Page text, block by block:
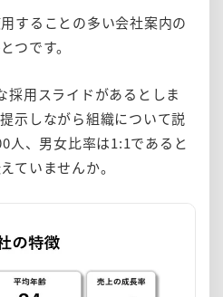
することの多い会社案内の
つです。
採用スライドがあるとしま
示しながら組織について説
人、男女比率は1:1であると
ていませんか。